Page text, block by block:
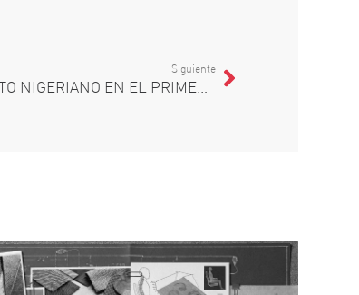
Siguiente
FIGUERAS RENUEVA EL PARLAMENTO NIGERIANO EN EL PRIMER PROYECTO INTEGRAL 360º DE ALTA COMPLEJIDAD